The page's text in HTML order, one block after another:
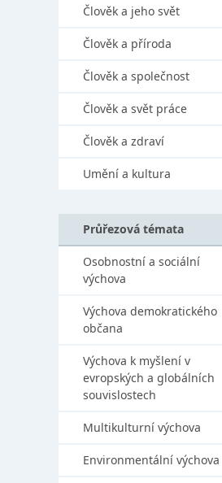
Člověk a jeho svět
Člověk a příroda
Člověk a společnost
Člověk a svět práce
Člověk a zdraví
Umění a kultura
Průřezová témata
Osobnostní a sociální
výchova
Výchova demokratického
občana
Výchova k myšlení v
evropských a globálních
souvislostech
Multikulturní výchova
Environmentální výchova